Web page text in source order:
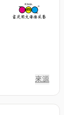
來源